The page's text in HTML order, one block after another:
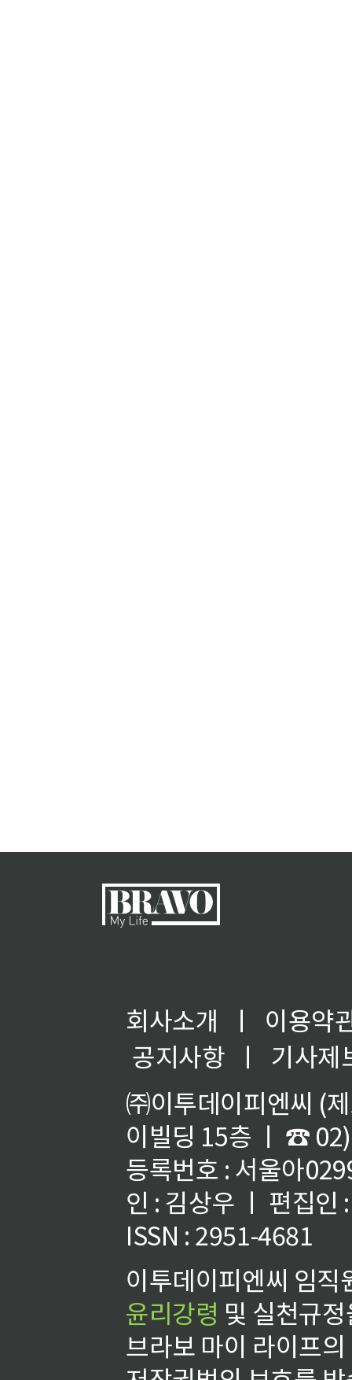
회사소개 ㅣ
이용약
공지사항
ㅣ
기사제
㈜이투데이피엔씨 (
이빌딩 15층 ㅣ ☎
등록번호 : 서울아
인 : 김상우 ㅣ 편집인
ISSN : 2951-4681
이투데이피엔씨 임
윤리강령 및 실천규
브라보 마이 라이프